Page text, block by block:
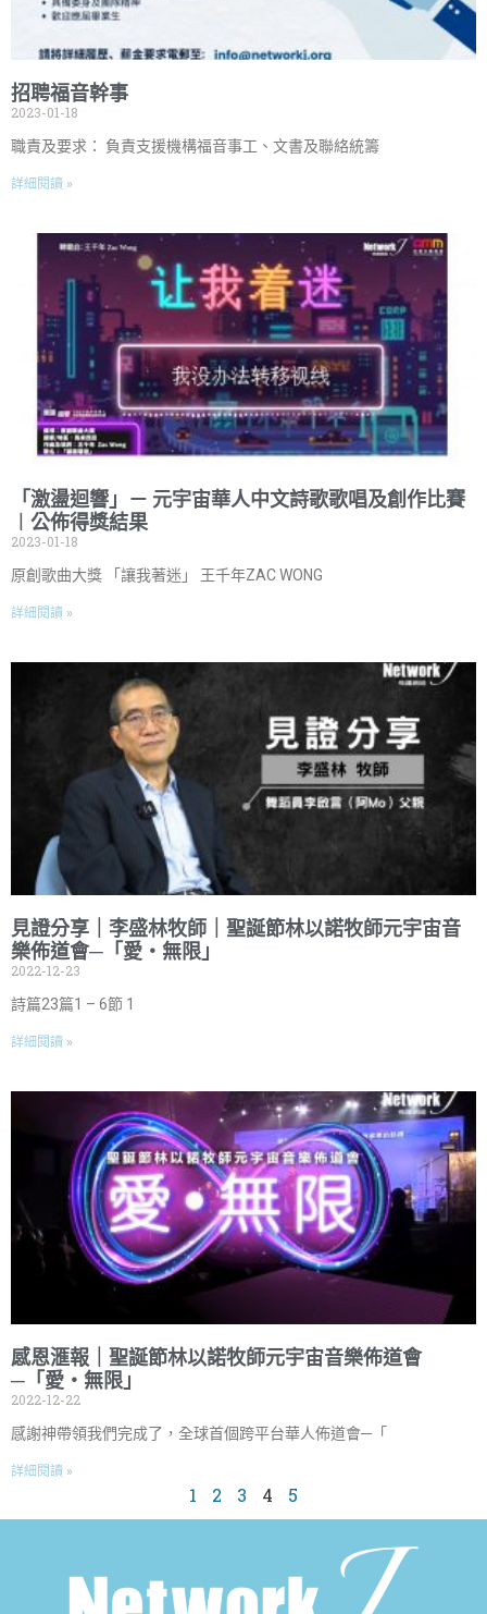
招聘福音幹事
2023-01-18
職責及要求： 負責支援機構福音事工、文書及聯絡統籌
詳細閱讀 »
「激盪迴響」－ 元宇宙華人中文詩歌歌唱及創作比賽
︱公佈得獎結果
2023-01-18
原創歌曲大獎 「讓我著迷」 王千年ZAC WONG
詳細閱讀 »
見證分享｜李盛林牧師｜聖誕節林以諾牧師元宇宙音
樂佈道會─「愛・無限」
2022-12-23
詩篇23篇1 – 6節 1
詳細閱讀 »
感恩滙報｜聖誕節林以諾牧師元宇宙音樂佈道會
─「愛・無限」
2022-12-22
感謝神帶領我們完成了，全球首個跨平台華人佈道會─「
詳細閱讀 »
1 2 3 4 5